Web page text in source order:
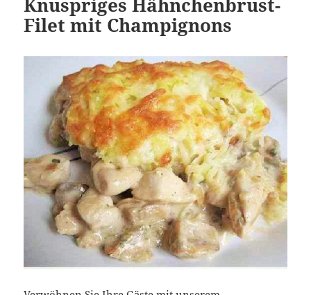
Filet mit Champignons